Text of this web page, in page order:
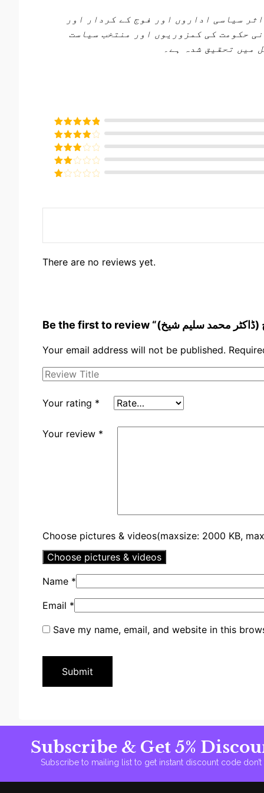
سیاسی اداروں اور فوج کے کردار اور
حکومت کی کمزوریوں اور منتخب سیاست
میں تحقیق شدہ ہے۔
Rated5out
of 5
Rated4
out of 5
Rated3
out of
5
Rated
of
There are no reviews yet.
Your email address will not be published.
Your rating *
Your review *
Choose pictures & videos(maxsize: 2000 KB,
Choose pictures & videos
Name *
Email *
Save my name, email, and website in this
Subscribe & Get 5%
Subscribe to mailing list to get instant discount code don’t